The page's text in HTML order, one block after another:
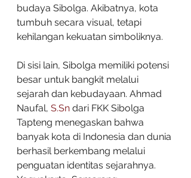
budaya Sibolga. Akibatnya, kota
tumbuh secara visual, tetapi
kehilangan kekuatan simboliknya.
Di sisi lain, Sibolga memiliki potensi
besar untuk bangkit melalui
sejarah dan kebudayaan. Ahmad
Naufal, S.Sn dari FKK Sibolga
Tapteng menegaskan bahwa
banyak kota di Indonesia dan dunia
berhasil berkembang melalui
penguatan identitas sejarahnya.